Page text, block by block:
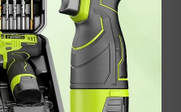
langsung ke lokasi
nomor
berwenang.